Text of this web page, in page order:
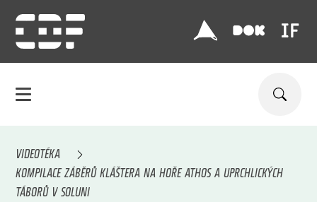
VIDEOTÉKA
KOMPILACE ZÁBĚRŮ KLÁŠTERA NA HOŘE ATHOS A UPRCHLICKÝCH
TÁBORŮ V SOLUNI